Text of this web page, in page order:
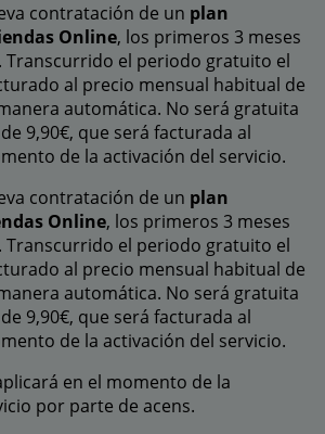
contratación de un plan
Online, los primeros 3 meses
Transcurrido el periodo gratuito el
al precio mensual habitual de
automática. No será gratuita
9,90€, que será facturada al
de la activación del servicio.
contratación de un plan
Online, los primeros 3 meses
Transcurrido el periodo gratuito el
al precio mensual habitual de
automática. No será gratuita
9,90€, que será facturada al
de la activación del servicio.
en el momento de la
por parte de acens.